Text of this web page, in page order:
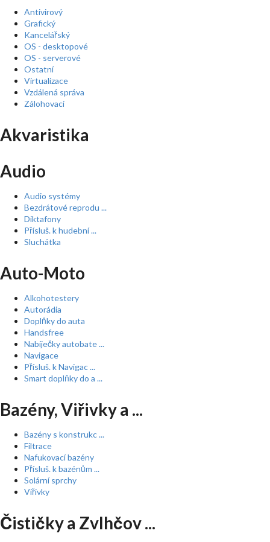
Antivirový
Grafický
Kancelářský
OS - desktopové
OS - serverové
Ostatní
Virtualizace
Vzdálená správa
Zálohovací
Akvaristika
Audio
Audio systémy
Bezdrátové reprodu ...
Diktafony
Přísluš. k hudební ...
Sluchátka
Auto-Moto
Alkohotestery
Autorádia
Doplňky do auta
Handsfree
Nabíječky autobate ...
Navigace
Přísluš. k Navigac ...
Smart doplňky do a ...
Bazény, Viřivky a ...
Bazény s konstrukc ...
Filtrace
Nafukovací bazény
Přísluš. k bazénům ...
Solární sprchy
Vířivky
Čističky a Zvlhčov ...